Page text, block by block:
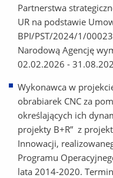
Partnerstwa
UR na podstawie
BPI/PST/2024/1/
Narodową Agencję
02.02.2026 -
Wykonawca w
obrabiarek CNC za
określających ich
projekty B+R” z
Innowacji,
Programu
lata 2014-2020.